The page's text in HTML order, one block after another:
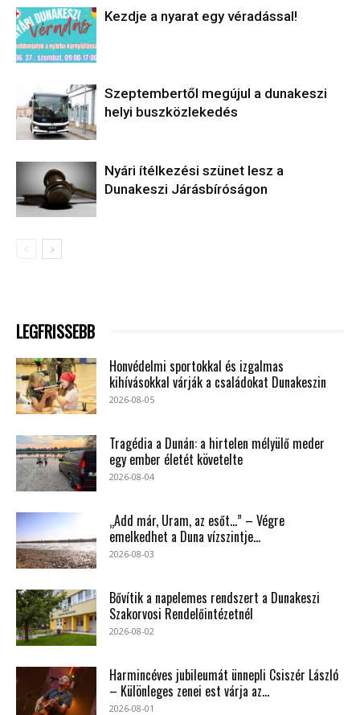
Kezdje a nyarat egy véradással!
Szeptembertől megújul a dunakeszi
helyi buszközlekedés
Nyári ítélkezési szünet lesz a
Dunakeszi Járásbíróságon
LEGFRISSEBB
Honvédelmi sportokkal és izgalmas
kihívásokkal várják a családokat Dunakeszin
2026-08-05
Tragédia a Dunán: a hirtelen mélyülő meder
egy ember életét követelte
2026-08-04
„Add már, Uram, az esőt…” – Végre
emelkedhet a Duna vízszintje...
2026-08-03
Bővítik a napelemes rendszert a Dunakeszi
Szakorvosi Rendelőintézetnél
2026-08-02
Harmincéves jubileumát ünnepli Csiszér László
– Különleges zenei est várja az...
2026-08-01